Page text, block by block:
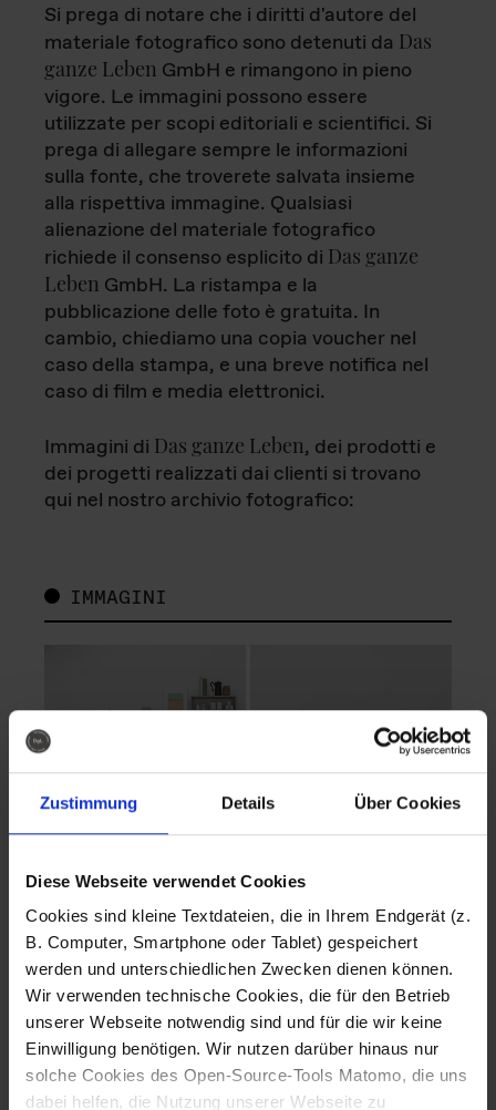
Zustimmung Details Über Cookies
Diese Webseite verwendet Cookies
Cookies sind kleine Textdateien, die in Ihrem Endgerät (z.
B. Computer, Smartphone oder Tablet) gespeichert
werden und unterschiedlichen Zwecken dienen können.
Wir verwenden technische Cookies, die für den Betrieb
unserer Webseite notwendig sind und für die wir keine
Einwilligung benötigen. Wir nutzen darüber hinaus nur
solche Cookies des Open-Source-Tools Matomo, die uns
dabei helfen, die Nutzung unserer Webseite zu
Si prega di notare che i diritti d'autore del
materiale fotografico sono detenuti da Das
ganze Leben GmbH e rimangono in pieno
vigore. Le immagini possono essere
utilizzate per scopi editoriali e scientifici. Si
prega di allegare sempre le informazioni
sulla fonte, che troverete salvata insieme
alla rispettiva immagine. Qualsiasi
alienazione del materiale fotografico
richiede il consenso esplicito di Das ganze
Leben GmbH. La ristampa e la
pubblicazione delle foto è gratuita. In
cambio, chiediamo una copia voucher nel
caso della stampa, e una breve notifica nel
caso di film e media elettronici.
Immagini di Das ganze Leben, dei prodotti e
dei progetti realizzati dai clienti si trovano
qui nel nostro archivio fotografico:
IMMAGINI
Fotografo: Lorenz
Sternbach
Download
Fotografo: Lorenz
Sternbach
Download